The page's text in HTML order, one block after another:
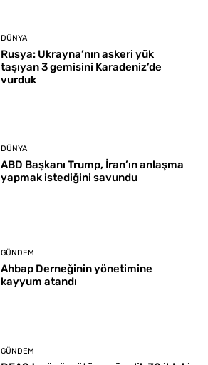
DÜNYA
Rusya: Ukrayna’nın askeri yük
taşıyan 3 gemisini Karadeniz’de
vurduk
DÜNYA
ABD Başkanı Trump, İran’ın anlaşma
yapmak istediğini savundu
GÜNDEM
Ahbap Derneğinin yönetimine
kayyum atandı
GÜNDEM